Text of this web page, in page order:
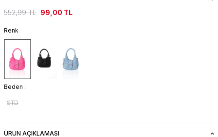
552,99TL 99,00 TL
Renk
Beden :
STD
ÜRÜN AÇIKLAMASI